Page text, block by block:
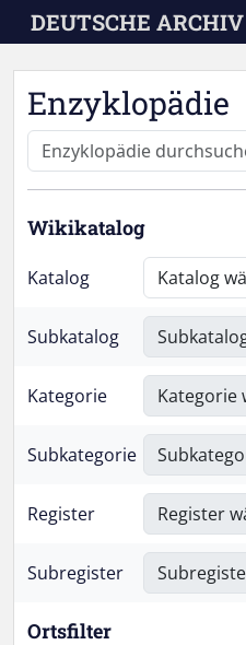
Skip to main content
DEUTSCHE
Enzyklopädie
Wikikatalog
Katalog
Subkatalog
Kategorie
Subkategorie
Register
Subregister
Ortsfilter